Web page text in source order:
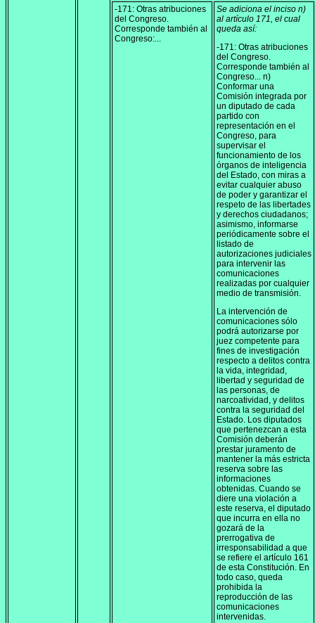
-171: Otras atribuciones
del Congreso.
Corresponde también al
Congreso:...
Se adiciona el inciso n)
al artículo 171, el cual
queda así:
-171: Otras atribuciones
del Congreso.
Corresponde también al
Congreso... n)
Conformar una
Comisión integrada por
un diputado de cada
partido con
representación en el
Congreso, para
supervisar el
funcionamiento de los
órganos de inteligencia
del Estado, con miras a
evitar cualquier abuso
de poder y garantizar el
respeto de las libertades
y derechos ciudadanos;
asimismo, informarse
periódicamente sobre el
listado de
autorizaciones judiciales
para intervenir las
comunicaciones
realizadas por cualquier
medio de transmisión.
La intervención de
comunicaciones sólo
podrá autorizarse por
juez competente para
fines de investigación
respecto a delitos contra
la vida, integridad,
libertad y seguridad de
las personas, de
narcoatividad, y delitos
contra la seguridad del
Estado. Los diputados
que pertenezcan a esta
Comisión deberán
prestar juramento de
mantener la más estricta
reserva sobre las
informaciones
obtenidas. Cuando se
diere una violación a
este reserva, el diputado
que incurra en ella no
gozará de la
prerrogativa de
irresponsabilidad a que
se refiere el artículo 161
de esta Constitución. En
todo caso, queda
prohibida la
reproducción de las
comunicaciones
intervenidas.